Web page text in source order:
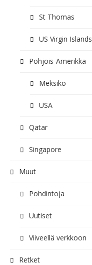
St Thomas
US Virgin Islands
Pohjois-Amerikka
Meksiko
USA
Qatar
Singapore
Muut
Pohdintoja
Uutiset
Viiveellä verkkoon
Retket